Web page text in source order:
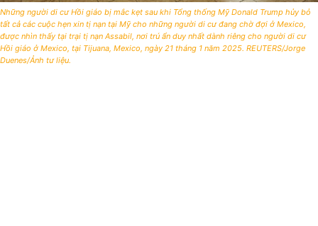
Những người di cư Hồi giáo bị mắc kẹt sau khi Tổng thống Mỹ Donald Trump hủy bỏ
tất cả các cuộc hẹn xin tị nạn tại Mỹ cho những người di cư đang chờ đợi ở Mexico,
được nhìn thấy tại trại tị nạn Assabil, nơi trú ẩn duy nhất dành riêng cho người di cư
Hồi giáo ở Mexico, tại Tijuana, Mexico, ngày 21 tháng 1 năm 2025. REUTERS/Jorge
Duenes/Ảnh tư liệu.